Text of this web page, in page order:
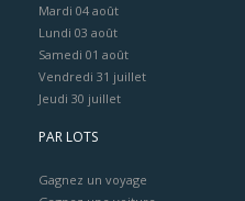
Mardi 04 août
Lundi 03 août
Samedi 01 août
Vendredi 31 juillet
Jeudi 30 juillet
PAR LOTS
Gagnez un voyage